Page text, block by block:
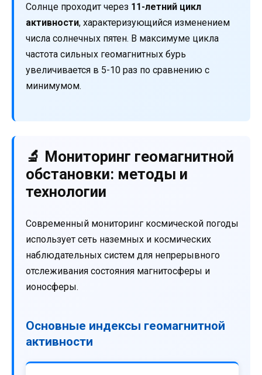
Солнце проходит через 11-летний цикл
активности, характеризующийся изменением
числа солнечных пятен. В максимуме цикла
частота сильных геомагнитных бурь
увеличивается в 5-10 раз по сравнению с
минимумом.
🔬 Мониторинг геомагнитной
обстановки: методы и
технологии
Современный мониторинг космической погоды
использует сеть наземных и космических
наблюдательных систем для непрерывного
отслеживания состояния магнитосферы и
ионосферы.
Основные индексы геомагнитной
активности